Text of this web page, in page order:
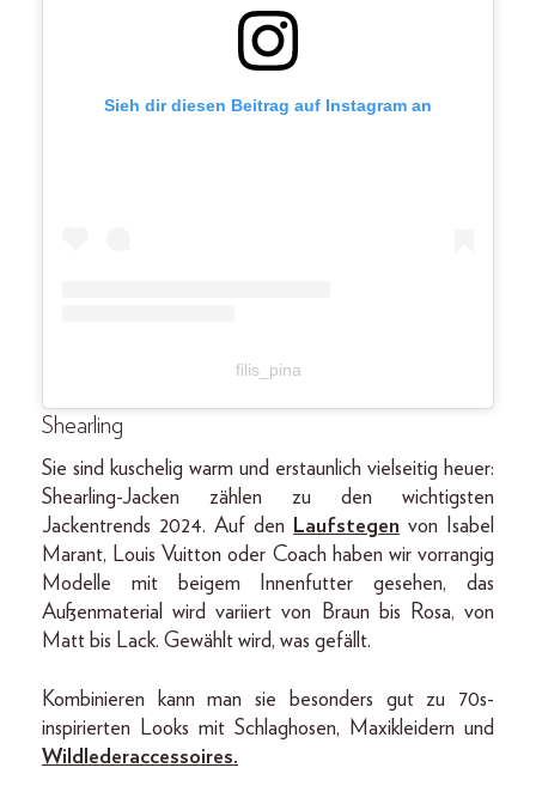
Sieh dir diesen Beitrag auf Instagram an
filis_pina
Shearling
Sie sind kuschelig warm und erstaunlich vielseitig heuer:
Shearling-Jacken zählen zu den wichtigsten
Jackentrends 2024. Auf den
Laufstegen von Isabel
Marant, Louis Vuitton oder Coach haben wir vorrangig
Modelle mit beigem Innenfutter gesehen, das
Außenmaterial wird variiert von Braun bis Rosa, von
Matt bis Lack. Gewählt wird, was gefällt.
Kombinieren kann man sie besonders gut zu 70s-
inspirierten Looks mit Schlaghosen, Maxikleidern und
Wildlederaccessoires.